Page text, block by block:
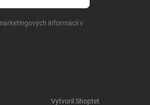
informácií v
Vytvoril Shoptet